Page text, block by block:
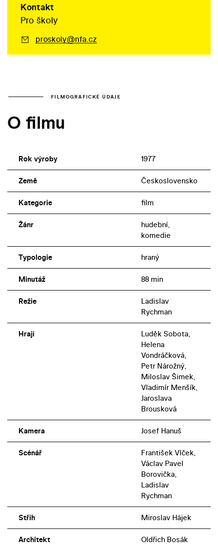
Kontakt
Pro školy
proskoly@nfa.cz
FILMOGRAFICKÉ ÚDAJE
O filmu
Rok výroby 1977
Země Československo
Kategorie film
Žánr
hudební,
komedie
Typologie hraný
Minutáž 88 min
Režie
Ladislav
Rychman
Hrají
Luděk Sobota,
Helena
Vondráčková,
Petr Nárožný,
Miloslav Šimek,
Vladimír Menšík,
Jaroslava
Brousková
Kamera Josef Hanuš
Scénář
František Vlček,
Václav Pavel
Borovička,
Ladislav
Rychman
Střih Miroslav Hájek
Architekt Oldřich Bosák